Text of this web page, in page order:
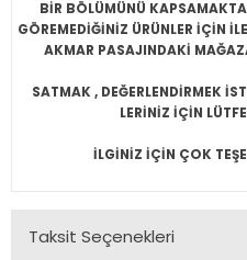
BİR BÖLÜMÜNÜ
GÖREMEDİĞİNİZ ÜRÜNLER İÇİN
AKMAR PASAJINDAKİ
SATMAK , DEĞERLENDİRMEK
LERİNİZ İÇİN
İLGİNİZ İÇİN ÇOK
Taksit Seçenekleri